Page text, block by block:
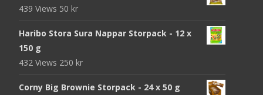
439 Views 50 kr
Haribo Stora Sura Nappar Storpack - 12 x
150 g
432 Views 250 kr
Corny Big Brownie Storpack - 24 x 50 g